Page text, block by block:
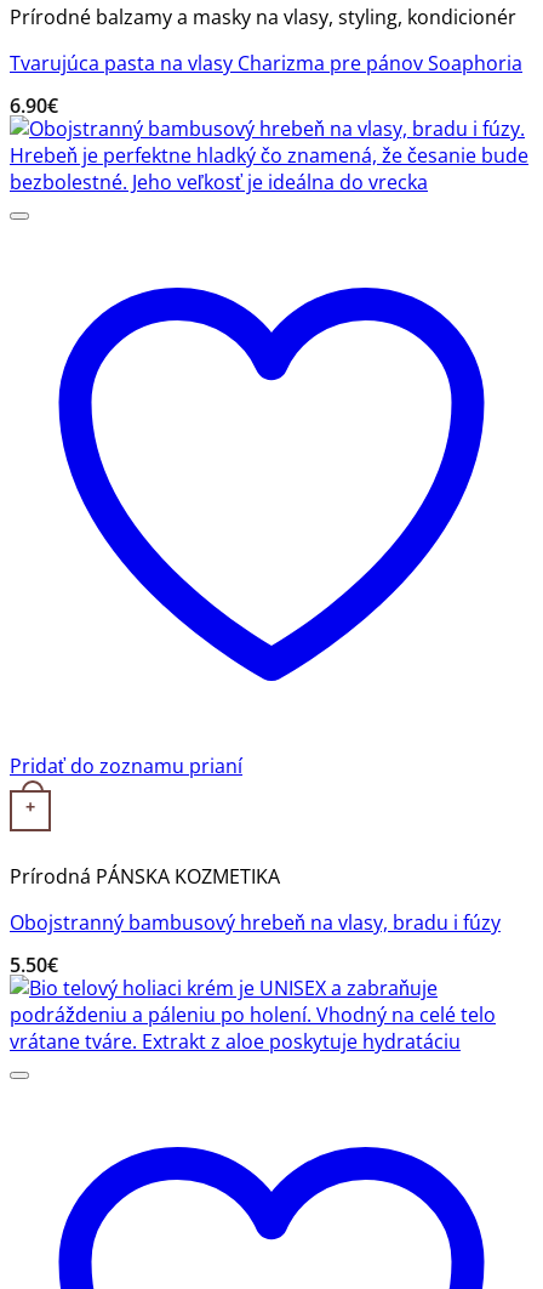
Prírodné balzamy a masky na vlasy, styling, kondicionér
Tvarujúca pasta na vlasy Charizma pre pánov Soaphoria
6.90€
Pridať do zoznamu prianí
+
Prírodná PÁNSKA KOZMETIKA
Obojstranný bambusový hrebeň na vlasy, bradu i fúzy
5.50€